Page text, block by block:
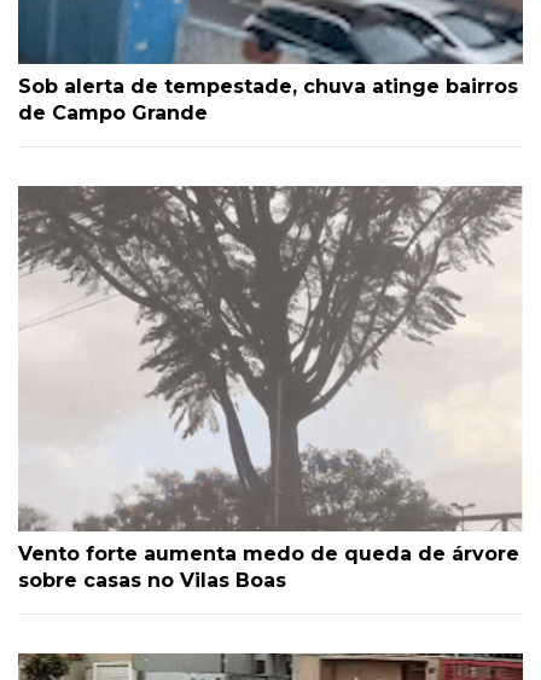
Sob alerta de tempestade, chuva atinge bairros
de Campo Grande
Vento forte aumenta medo de queda de árvore
sobre casas no Vilas Boas